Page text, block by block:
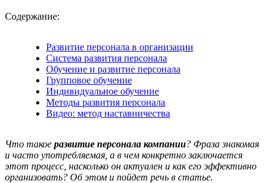
Содержание:
Развитие персонала в организации
Система развития персонала
Обучение и развитие персонала
Групповое обучение
Индивидуальное обучение
Методы развития персонала
Видео: метод наставничества
Что такое развитие персонала компании? Фраза знакомая
и часто употребляемая, а в чем конкретно заключается
этот процесс, насколько он актуален и как его эффективно
организовать? Об этом и пойдет речь в статье.